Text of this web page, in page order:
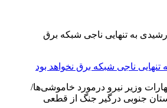
تنهایی ناجی شبکه برق نخواهد بود